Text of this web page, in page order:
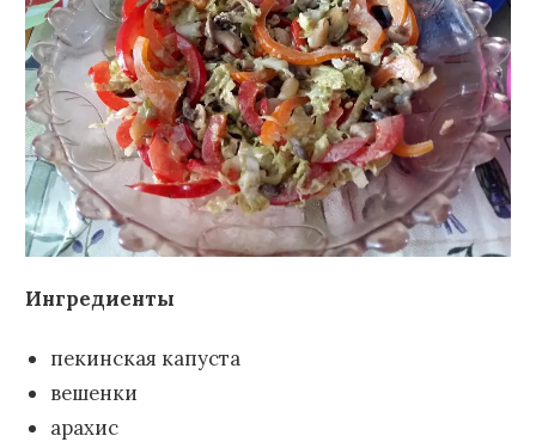
Ингредиенты
пекинская капуста
вешенки
арахис